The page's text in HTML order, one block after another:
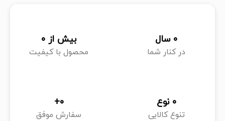
در کنار شما
0 سال
محصول با کیفیت
بیش از 0
تنوع کالایی
0 نوع
سفارش موفق
0
+